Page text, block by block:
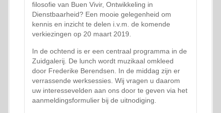
filosofie van Buen Vivir, Ontwikkeling in
Dienstbaarheid? Een mooie gelegenheid om
kennis en inzicht te delen i.v.m. de komende
verkiezingen op 20 maart 2019.
In de ochtend is er een centraal programma in de
Zuidgalerij. De lunch wordt muzikaal omkleed
door Frederike Berendsen. In de middag zijn er
verrassende werksessies. Wij vragen u daarom
uw interessevelden aan ons door te geven via het
aanmeldingsformulier bij de uitnodiging.